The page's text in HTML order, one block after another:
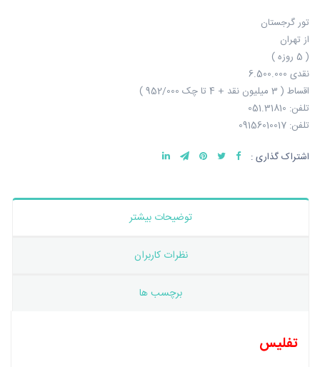
تور گرجستان
از تهران
( 5 روزه )
نقدی 6.500.000
اقساط ( 3 میلیون نقد + 4 تا چک 952/000 )
تلفن: 051.31810
تلفن: 09156010017
اشتراک گذاری :
توضیحات بیشتر
نظرات کاربران
برچسب ها
تفلیس